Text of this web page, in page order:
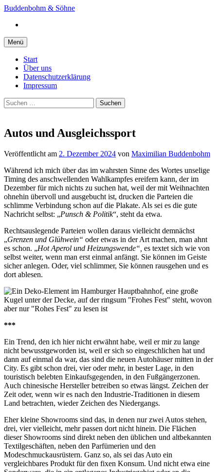
Springe
Inhalt
Buddenbohm & Söhne
Menü
Start
Über uns
Datenschutzerklärung
Impressum
Suchen
nach:
Autos und Ausgleichssport
Veröffentlicht am 2. Dezember 2024 von Maximilian Buddenbohm
Während ich mich über das im wahrsten Sinne des Wortes unselige
Timing des anschwellenden Wahlkampfes ereifern kann, der im
Dezember für mich nichts zu suchen hat, weil der mit Weihnachten
ohnehin übervoll und ausgebucht ist, drucken die Parteien die
schlimme Verbindung schon auf die Plakate. Als sei es die gute
Nachricht selbst: „Punsch & Politik“, steht da etwa.
Rechtsauslegende Parteien wollen daraus vielleicht demnächst
„Grenzen und Glühwein“ oder etwas in der Art machen, man ahnt
es schon. „Hot Aperol und Heizungswende“, es textet sich wie von
selbst weiter, wenn man erst einmal anfängt. Sie können im Geiste
sicher anlegen. Oder, viel schlimmer, Sie können rausgehen und es
dort ablesen.
***
Ein Trend, den ich hier nicht erwähnt habe, weil er mir zu lange
nicht bewusstgeworden ist, weil er sich so eingeschlichen hat und
dann auf einmal da war, das sind die neuen Autohäuser mitten in der
City. Es gibt schon drei, vier oder mehr, in bester Lage, in den
touristisch belebten Einkaufsgegenden, in den Fußgängerzonen.
Auch chinesische Hersteller betreiben so etwas längst. Zeichen der
Zeit oder, wenn wir es nach den Industrie-Traditionen in diesem
Land betrachten, wieder Zeichen des Niedergangs.
Eher kleine Showrooms sind das, in denen nur zwei Autos stehen,
drei, vier vielleicht, mehr passen dort nicht hinein. Die Flächen
dieser Showrooms sind direkt neben den üblichen und altbekannten
Textilgeschäften, neben den Parfümerien und den
Modeschmuckausrüstern. Ganz so, als sei das Auto ein
vergleichbares Produkt für den fixen Konsum. Und nicht etwa eine